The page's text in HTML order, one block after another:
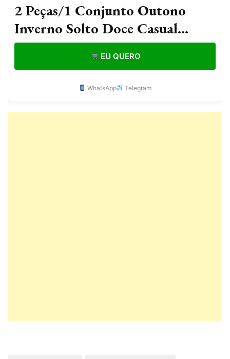
2 Peças/1 Conjunto Outono
Inverno Solto Doce Casual
Pijamas Feminino Grosso Lã
Manga Longa Topo Casa
Cintura Elástica Ca
EU QUERO
WhatsApp Telegram